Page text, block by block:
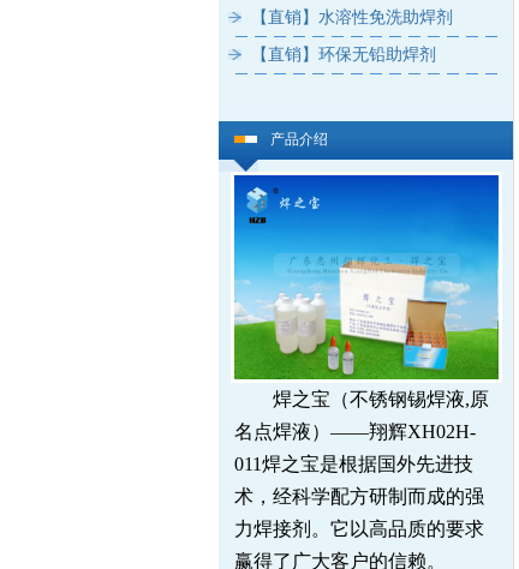
【直销】水溶性免洗助焊剂
【直销】环保无铅助焊剂
产品介绍
焊之宝（不锈钢锡焊液,原
名点焊液）——翔辉XH02H-
011焊之宝是根据国外先进技
术，经科学配方研制而成的强
力焊接剂。它以高品质的要求
赢得了广大客户的信赖。